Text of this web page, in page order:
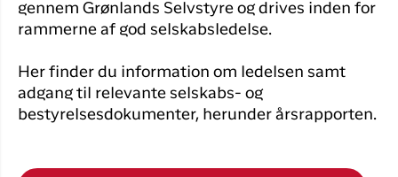
gennem Grønlands Selvstyre og drives inden for
rammerne af god selskabsledelse.
Her finder du information om ledelsen samt
adgang til relevante selskabs‑ og
bestyrelsesdokumenter, herunder årsrapporten.